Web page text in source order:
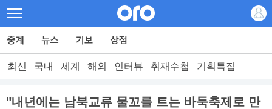
최신 국내 세계 해외 인터뷰 취재수첩 기획특집
"내년에는 남북교류 물꼬를 트는 바둑축제로 만